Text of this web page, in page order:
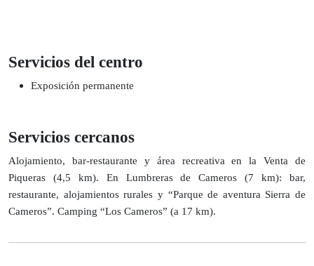
Servicios del centro
Exposición permanente
Servicios cercanos
Alojamiento, bar-restaurante y área recreativa en la Venta de
Piqueras (4,5 km). En Lumbreras de Cameros (7 km): bar,
restaurante, alojamientos rurales y “Parque de aventura Sierra de
Cameros”. Camping “Los Cameros” (a 17 km).